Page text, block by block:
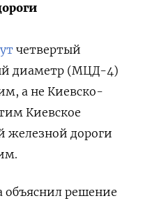
четвертый
диаметр (МЦД-4)
а не Киевско-
Киевское
железной дороги
объяснил решение